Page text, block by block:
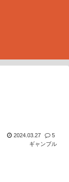
2024.03.27
5
ギャンブル